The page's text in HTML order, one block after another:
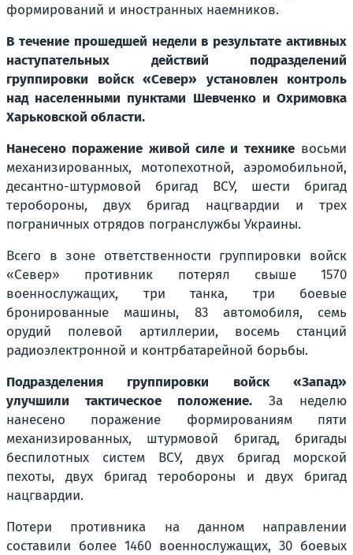
формирований и иностранных наемников.
В течение прошедшей недели в результате активных
наступательных действий подразделений
группировки войск «Север» установлен контроль
над населенными пунктами Шевченко и Охримовка
Харьковской области.
Нанесено поражение живой силе и техникевосьми
механизированных, мотопехотной, аэромобильной,
десантно-штурмовой бригад ВСУ, шести бригад
теробороны, двух бригад нацгвардии и трех
пограничных отрядов погранслужбы Украины.
Всего в зоне ответственности группировки войск
«Север» противник потерял свыше 1570
военнослужащих, три танка, три боевые
бронированные машины, 83 автомобиля, семь
орудий полевой артиллерии, восемь станций
радиоэлектронной и контрбатарейной борьбы.
Подразделения группировки войск «Запад»
улучшили тактическое положение. За неделю
нанесено поражение формированиям пяти
механизированных, штурмовой бригад, бригады
беспилотных систем ВСУ, двух бригад морской
пехоты, двух бригад теробороны и двух бригад
нацгвардии.
Потери противника на данном направлении
составили более 1460 военнослужащих, 30 боевых